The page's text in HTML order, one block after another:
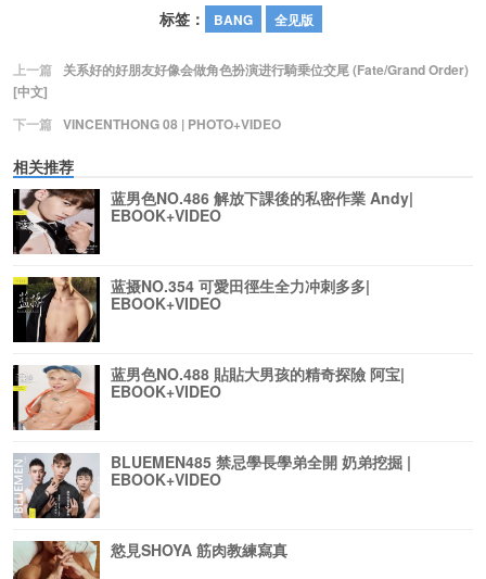
标签： BANG 全见版
上一篇
关系好的好朋友好像会做角色扮演进行騎乗位交尾 (Fate/Grand Order)
[中文]
下一篇 VINCENTHONG 08 | PHOTO+VIDEO
相关推荐
蓝男色NO.486 解放下課後的私密作業 Andy|
EBOOK+VIDEO
蓝摄NO.354 可愛田徑生全力冲刺多多|
EBOOK+VIDEO
蓝男色NO.488 貼貼大男孩的精奇探險 阿宝|
EBOOK+VIDEO
BLUEMEN485 禁忌學長學弟全開 奶弟挖掘 |
EBOOK+VIDEO
慾見SHOYA 筋肉教練寫真